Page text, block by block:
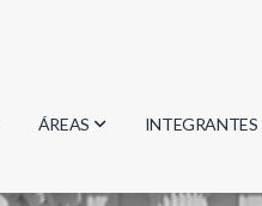
ÁREAS
Biología
INTEGRANTES
Investigadores